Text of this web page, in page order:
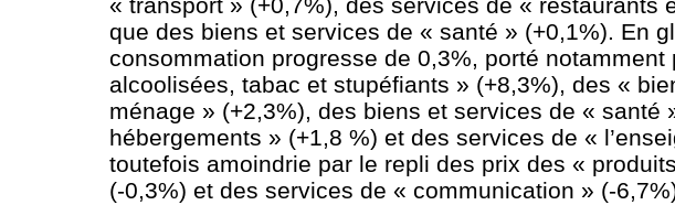
que des biens et services de « santé » (+0,1%). En
consommation progresse de 0,3%, porté
alcoolisées, tabac et stupéfiants » (+8,3%), des «
ménage » (+2,3%), des biens et services de «
hébergements » (+1,8 %) et des services de «
toutefois amoindrie par le repli des prix des «
(-0,3%) et des services de « communication » (-